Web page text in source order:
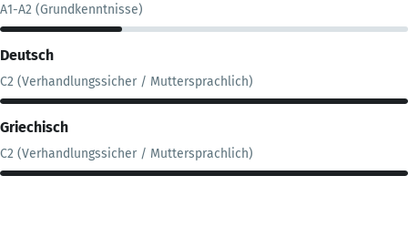
A1-A2 (Grundkenntnisse)
Deutsch
C2 (Verhandlungssicher / Muttersprachlich)
Griechisch
C2 (Verhandlungssicher / Muttersprachlich)